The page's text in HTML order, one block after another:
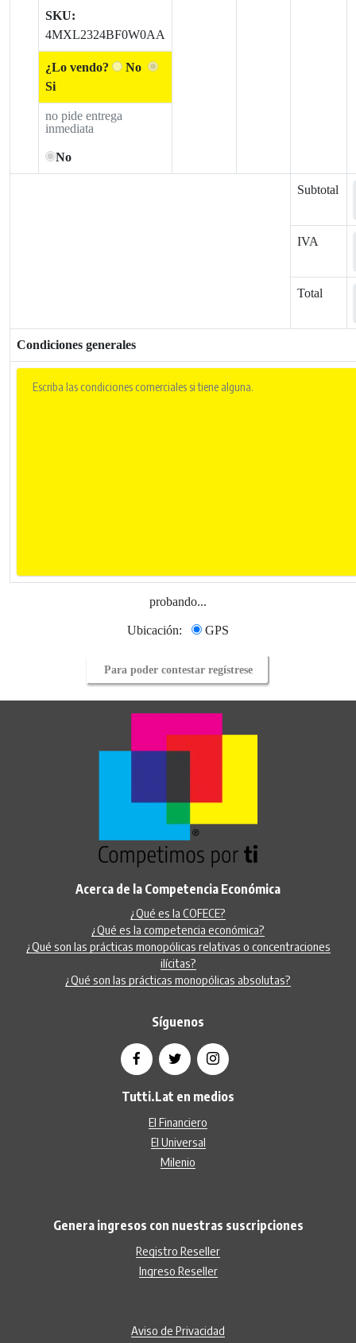
SKU:
4MXL2324BF0W0AA
¿Lo vendo?
No
Si
no pide entrega
inmediata
No
Subtotal
IVA
Total
Condiciones generales
probando...
Ubicación: GPS
Para poder contestar regístrese
Acerca de la Competencia Económica
¿Qué es la COFECE?
¿Qué es la competencia económica?
¿Qué son las prácticas monopólicas relativas o concentraciones
ilícitas?
¿Qué son las prácticas monopólicas absolutas?
Síguenos
Tutti.Lat en medios
El Financiero
El Universal
Milenio
Genera ingresos con nuestras suscripciones
Registro Reseller
Ingreso Reseller
Aviso de Privacidad